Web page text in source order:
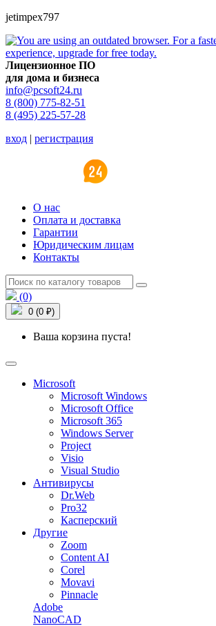
jetimpex797
Лицензионное ПО
для дома и бизнеса
info@pcsoft24.ru
8 (800) 775-82-51
8 (495) 225-57-28
вход | регистрация
O нас
Оплата и доставка
Гарантии
Юридическим лицам
Контакты
(0)
0 (0 ₽)
Ваша корзина пуста!
Microsoft
Microsoft Windows
Microsoft Office
Microsoft 365
Windows Server
Project
Visio
Visual Studio
Антивирусы
Dr.Web
Pro32
Касперский
Другие
Zoom
Content AI
Corel
Movavi
Pinnacle
Adobe
NanoCAD